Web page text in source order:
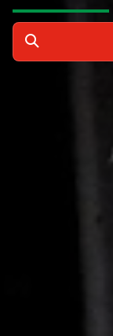
Skip to content